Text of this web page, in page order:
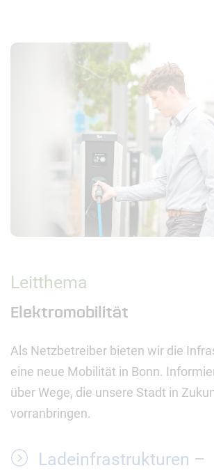
Leitthema
Elektromobilität
Als Netzbetreiber bieten wir die
eine neue Mobilität in Bonn.
über Wege, die unsere Stadt in
vorranbringen.
Ladeinfrastrukturen –